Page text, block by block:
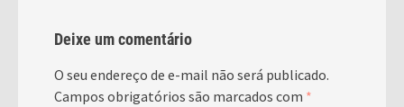
Deixe um comentário
O seu endereço de e-mail não será publicado.
Campos obrigatórios são marcados com *